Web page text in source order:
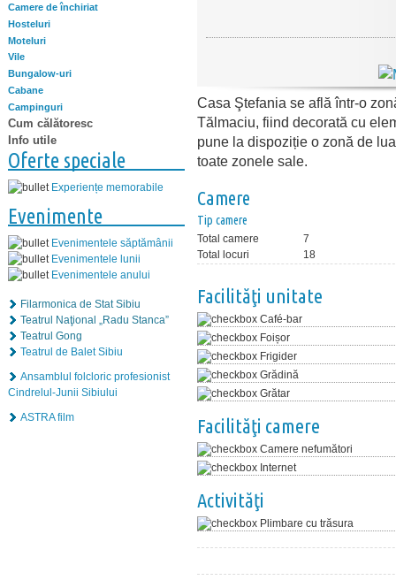
Camere de închiriat
Hosteluri
Moteluri
Vile
Bungalow-uri
Cabane
Campinguri
Cum călătoresc
Info utile
Oferte speciale
Experiențe memorabile
Evenimente
Evenimentele săptămânii
Evenimentele lunii
Evenimentele anului
Filarmonica de Stat Sibiu
Teatrul Naţional „Radu Stanca”
Teatrul Gong
Teatrul de Balet Sibiu
Ansamblul folcloric profesionist
Cindrelul-Junii Sibiului
ASTRA film
Casa Ştefania se află într-o
Tălmaciu, fiind decorată cu
pune la dispoziție o zonă de
toate zonele sale.
Camere
Tip camere
Total camere
7
Total locuri
18
Facilităţi unitate
Café-bar
Foișor
Frigider
Grădină
Grătar
Facilităţi camere
Camere nefumători
Internet
Activităţi
Plimbare cu trăsura